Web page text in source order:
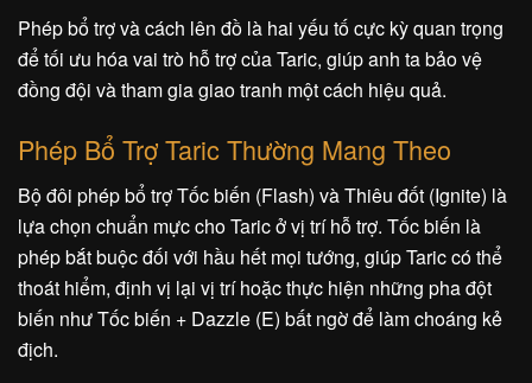
Phép bổ trợ và cách lên đồ là hai yếu tố cực kỳ quan trọng
để tối ưu hóa vai trò hỗ trợ của Taric, giúp anh ta bảo vệ
đồng đội và tham gia giao tranh một cách hiệu quả.
Phép Bổ Trợ Taric Thường Mang Theo
Bộ đôi phép bổ trợ Tốc biến (Flash) và Thiêu đốt (Ignite) là
lựa chọn chuẩn mực cho Taric ở vị trí hỗ trợ. Tốc biến là
phép bắt buộc đối với hầu hết mọi tướng, giúp Taric có thể
thoát hiểm, định vị lại vị trí hoặc thực hiện những pha đột
biến như Tốc biến + Dazzle (E) bất ngờ để làm choáng kẻ
địch.